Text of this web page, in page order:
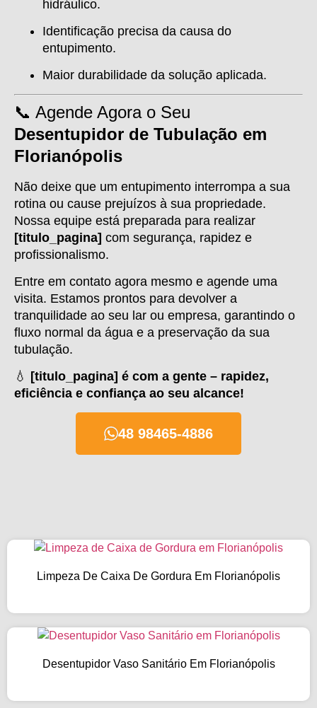
hidráulico.
Identificação precisa da causa do
entupimento.
Maior durabilidade da solução aplicada.
📞 Agende Agora o Seu
Desentupidor de Tubulação em
Florianópolis
Não deixe que um entupimento interrompa a sua
rotina ou cause prejuízos à sua propriedade.
Nossa equipe está preparada para realizar
[titulo_pagina] com segurança, rapidez e
profissionalismo.
Entre em contato agora mesmo e agende uma
visita. Estamos prontos para devolver a
tranquilidade ao seu lar ou empresa, garantindo o
fluxo normal da água e a preservação da sua
tubulação.
💧
[titulo_pagina] é com a gente – rapidez,
eficiência e confiança ao seu alcance!
48 98465-4886
Limpeza De Caixa De Gordura Em Florianópolis
Desentupidor Vaso Sanitário Em Florianópolis